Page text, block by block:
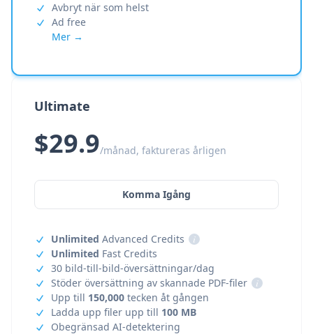
Avbryt när som helst
Ad free
Mer →
Ultimate
$29.9/månad, faktureras årligen
Komma Igång
Unlimited Advanced Credits
i
Unlimited Fast Credits
30 bild-till-bild-översättningar/dag
Stöder översättning av skannade PDF-filer
i
Upp till 150,000 tecken åt gången
Ladda upp filer upp till 100 MB
Obegränsad AI-detektering